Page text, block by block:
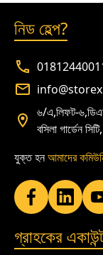
নিড হেল্প?
৬/এ,লিফট-
বসিলা গার্ডেন
যুক্ত হনআমাদের
গ্রাহকের